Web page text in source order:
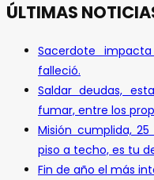
ÚLTIMAS
Sacerdote
falleció.
Saldar deudas,
fumar, entre los
Misión cumplida, 25
piso a techo, es tu
Fin de año el más